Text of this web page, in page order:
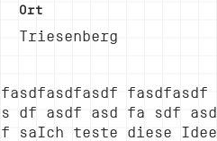
Ort
Triesenberg
fasdfasdf
df asdf asd fa sdf asd
saIch teste diese Idee